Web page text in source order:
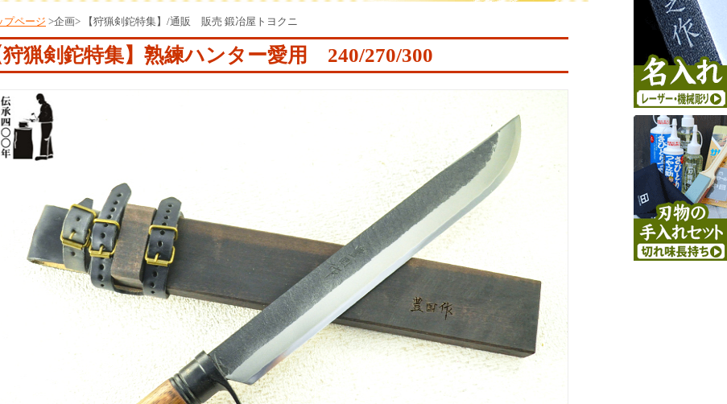
プページ >企画> 【狩猟剣鉈特集】/通販 販売 鍛冶屋トヨクニ
狩猟剣鉈特集】 熟練ハンター愛用 240/270/300